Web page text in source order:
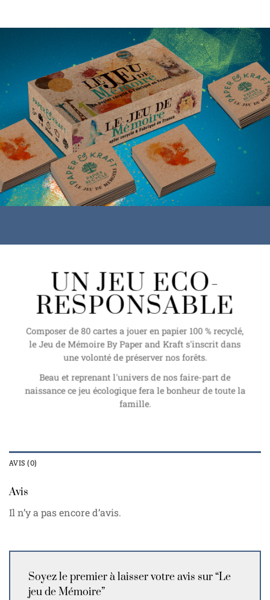
UN JEU ECO-
RESPONSABLE
Composer de 80 cartes a jouer en papier 100 % recyclé,
le Jeu de Mémoire By Paper and Kraft s'inscrit dans
une volonté de préserver nos forêts.
Beau et reprenant l'univers de nos faire-part de
naissance ce jeu écologique fera le bonheur de toute la
famille.
AVIS (0)
Avis
Il n’y a pas encore d’avis.
Soyez le premier à laisser votre avis sur “Le
jeu de Mémoire”